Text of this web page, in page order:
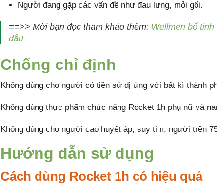
Người đang gặp các vấn đề như đau lưng, mỏi gối.
==>> Mời bạn đọc tham khảo thêm: Wellmen bổ
đâu
Chống chỉ định
Không dùng cho người có tiền sử dị ứng với bất kì thành
Không dùng thực phẩm chức năng Rocket 1h phụ nữ và
Không dùng cho người cao huyết áp, suy tim, người trên
Hướng dẫn sử dụng
Cách dùng Rocket 1h có hiệu quả